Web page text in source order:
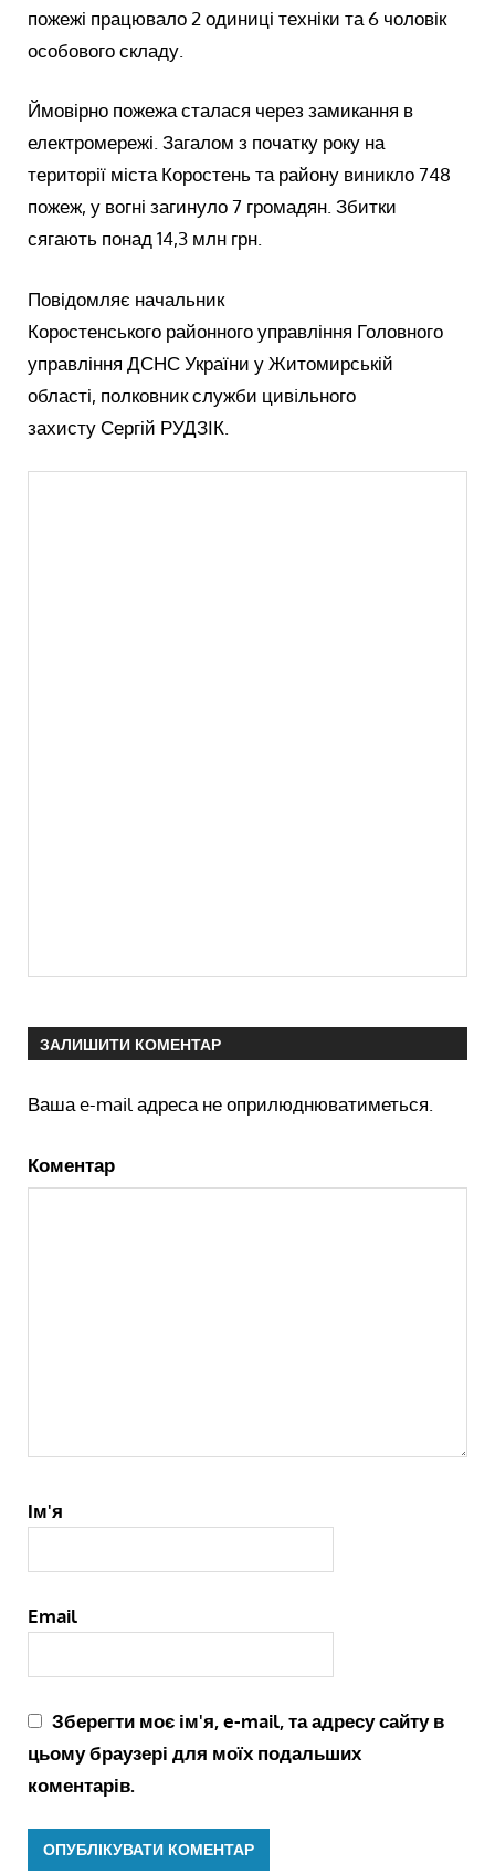
пожежі працювало 2 одиниці техніки та 6 чоловік
особового складу.
Ймовірно пожежа сталася через замикання в
електромережі. Загалом з початку року на
території міста Коростень та району виникло 748
пожеж, у вогні загинуло 7 громадян. Збитки
сягають понад 14,3 млн грн.
Повідомляє начальник
Коростенського районного управління Головного
управління ДСНС України у Житомирській
області, полковник служби цивiльного
захисту Сергій РУДЗІК.
ЗАЛИШИТИ КОМЕНТАР
Ваша e-mail адреса не оприлюднюватиметься.
Коментар
Ім'я
Email
Зберегти моє ім'я, e-mail, та адресу сайту в
цьому браузері для моїх подальших
коментарів.